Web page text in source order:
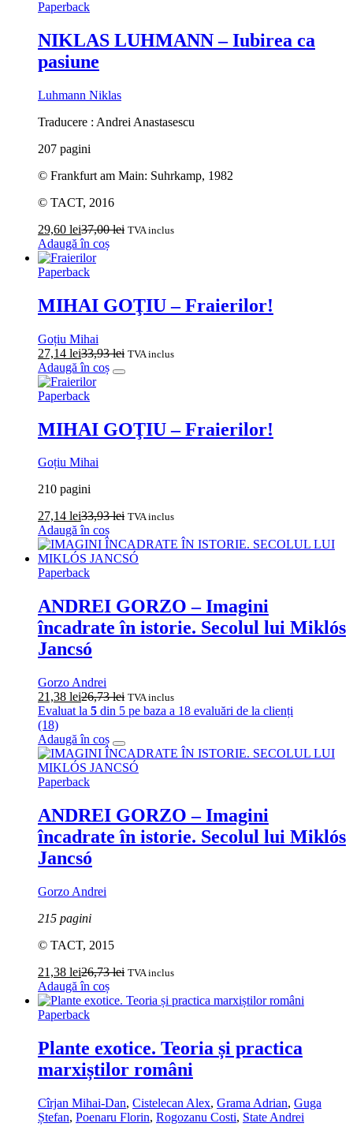
Paperback
NIKLAS LUHMANN – Iubirea ca
pasiune
Luhmann Niklas
Traducere : Andrei Anastasescu
207 pagini
© Frankfurt am Main: Suhrkamp, 1982
© TACT, 2016
29,60 lei37,00lei TVA inclus
Adaugă în coș
Paperback
MIHAI GOŢIU – Fraierilor!
Goțiu Mihai
27,14 lei33,93lei TVA inclus
Adaugă în coș
Paperback
MIHAI GOŢIU – Fraierilor!
Goțiu Mihai
210 pagini
27,14 lei33,93lei TVA inclus
Adaugă în coș
Paperback
ANDREI GORZO – Imagini
încadrate în istorie. Secolul lui Miklós
Jancsó
Gorzo Andrei
21,38 lei26,73lei TVA inclus
Evaluat la 5 din 5 pe baza a 18 evaluări de la clienți
(18)
Adaugă în coș
Paperback
ANDREI GORZO – Imagini
încadrate în istorie. Secolul lui Miklós
Jancsó
Gorzo Andrei
215 pagini
© TACT, 2015
21,38 lei26,73lei TVA inclus
Adaugă în coș
Paperback
Plante exotice. Teoria și practica
marxiștilor români
Cîrjan Mihai-Dan, Cistelecan Alex, Grama Adrian, Guga
Ștefan, Poenaru Florin, Rogozanu Costi, State Andrei